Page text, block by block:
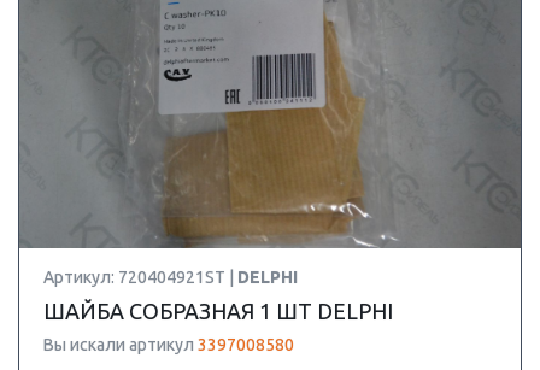
Артикул: 720404921ST | DELPHI
ШАЙБА CОБРАЗНАЯ 1 ШТ DELPHI
Вы искали артикул 3397008580